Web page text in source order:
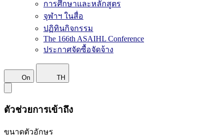
การศึกษาและหลักสูตร
จุฬาฯ ในสื่อ
ปฏิทินกิจกรรม
The 166th ASAIHL Conference
ประกาศจัดซื้อจัดจ้าง
On TH
ตัวช่วยการเข้าถึง
ขนาดตัวอักษร